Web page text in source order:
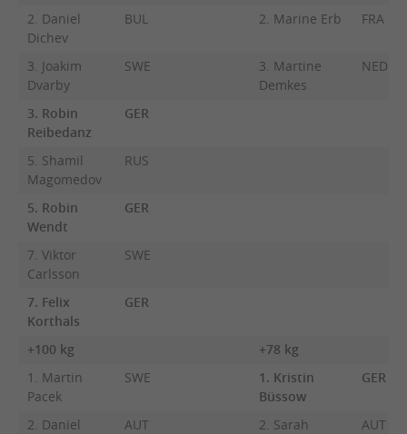
2. Daniel
Dichev
BUL 2. Marine Erb FRA
3. Joakim
Dvarby
SWE
3. Martine
Demkes
NED
3. Robin
Reibedanz
GER
5. Shamil
Magomedov
RUS
5. Robin
Wendt
GER
7. Viktor
Carlsson
SWE
7. Felix
Korthals
GER
+100 kg
+78 kg
1. Martin
Pacek
SWE
1. Kristin
Büssow
GER
2. Daniel
AUT
2. Sarah
AUT